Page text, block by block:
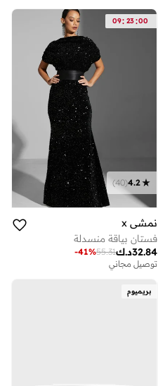
09: 23:00
4.2
(
40
)
نمشي x
فستان بياقة منسدلة
د.ك32.84
55.31
-41%
توصيل مجاني
بريميوم